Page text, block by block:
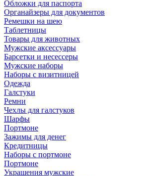
Обложки для паспорта
Органайзеры для документов
Ремешки на шею
Таблетницы
Товары для животных
Мужские аксессуары
Барсетки и несессеры
Мужские наборы
Наборы с визитницей
Одежда
Галстуки
Ремни
Чехлы для галстуков
Шарфы
Портмоне
Зажимы для денег
Кредитницы
Наборы с портмоне
Портмоне
Украшения мужские